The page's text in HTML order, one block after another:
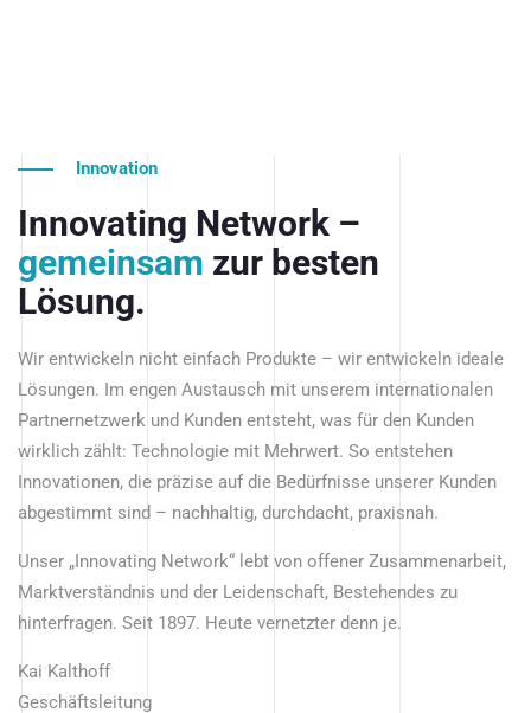
Innovation
Innovating Network –
gemeinsam zur besten
Lösung.
Wir entwickeln nicht einfach Produkte – wir entwickeln ideale
Lösungen. Im engen Austausch mit unserem internationalen
Partnernetzwerk und Kunden entsteht, was für den Kunden
wirklich zählt: Technologie mit Mehrwert. So entstehen
Innovationen, die präzise auf die Bedürfnisse unserer Kunden
abgestimmt sind – nachhaltig, durchdacht, praxisnah.
Unser „Innovating Network“ lebt von offener Zusammenarbeit,
Marktverständnis und der Leidenschaft, Bestehendes zu
hinterfragen. Seit 1897. Heute vernetzter denn je.
Kai Kalthoff
Geschäftsleitung